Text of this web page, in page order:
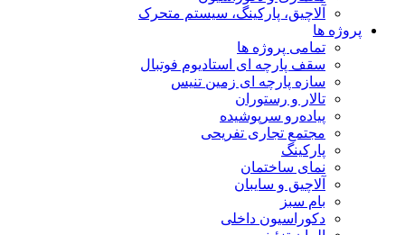
آلاچیق، پارکینگ، سیستم متحرک
پروژه ها
تمامی پروژه ها
سقف پارچه ای استادیوم فوتبال
سازه پارچه ای زمین تنیس
تالار و رستوران
پیاده‌رو سرپوشیده
مجتمع تجاری تفریحی
پارکینگ
نمای ساختمان
آلاچیق و سایبان
بام سبز
دکوراسیون داخلی